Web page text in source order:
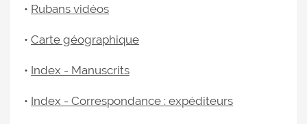
• Rubans vidéos
• Carte géographique
• Index - Manuscrits
• Index - Correspondance : expéditeurs